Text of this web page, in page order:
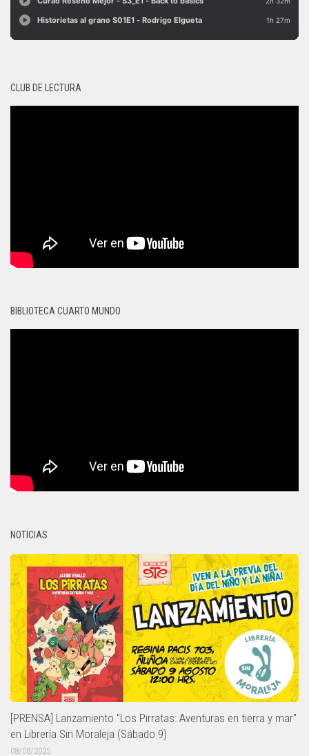
CLUB DE LECTURA
BIBLIOTECA CUARTO MUNDO
NOTICIAS
[PRENSA] Lanzamiento "Los Pirratas: Aventuras en tierra y mar"
en Librería Sin Moraleja (Sábado 9)
08/08/2025